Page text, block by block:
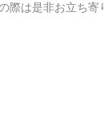
際は是非お立ち寄